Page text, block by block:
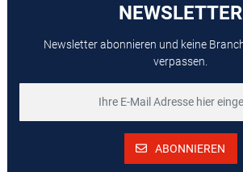
NEWSLETTER
Newsletter abonnieren und keine
verpassen.
ABONNIEREN